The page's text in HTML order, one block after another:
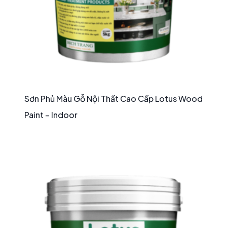
Sơn Phủ Màu Gỗ Nội Thất Cao Cấp Lotus Wood
Paint – Indoor